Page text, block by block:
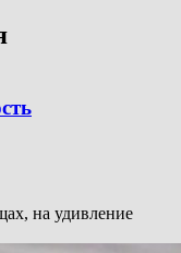
на удивление